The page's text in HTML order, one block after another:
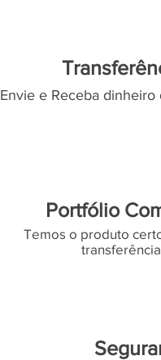
Envie e Receba
Portfólio
Temos o produto